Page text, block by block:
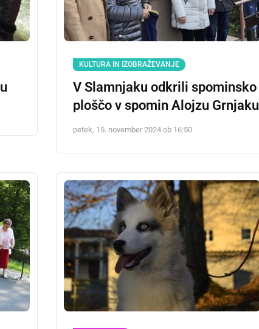
KULTURA IN IZOBRAŽEVANJE
V Slamnjaku odkrili spominsko
ploščo v spomin Alojzu Grnjaku
petek, 15. november 2024 ob 16:50